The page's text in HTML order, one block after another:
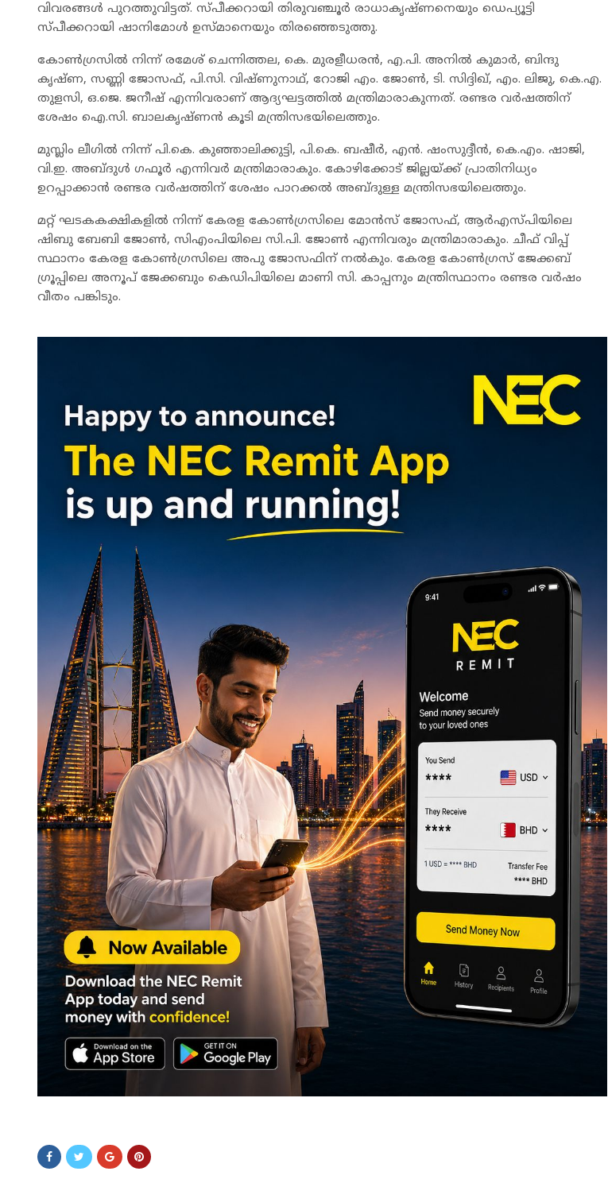
വിവരങ്ങൾ പുറത്തുവിട്ടത്. സ്പീക്കറായി തിരുവഞ്ചൂർ രാധാകൃഷ്ണനെയും ഡെപ്യൂട്ടി
സ്പീക്കറായി ഷാനിമോൾ ഉസ്മാനെയും തിരഞ്ഞെടുത്തു.
കോൺഗ്രസിൽ നിന്ന് രമേശ് ചെന്നിത്തല, കെ. മുരളീധരൻ, എ.പി. അനിൽ കുമാർ, ബിന്ദു
കൃഷ്‌ണ, സണ്ണി ജോസഫ്, പി.സി. വിഷ്ണുനാഥ്, റോജി എം. ജോൺ, ടി. സിദ്ദിഖ്, എം. ലിജു, കെ.എ.
തുളസി, ഒ.ജെ. ജനീഷ് എന്നിവരാണ് ആദ്യഘട്ടത്തിൽ മന്ത്രിമാരാകുന്നത്. രണ്ടര വർഷത്തിന്
ശേഷം ഐ.സി. ബാലകൃഷ്‌ണൻ കൂടി മന്ത്രിസഭയിലെത്തും.
മുസ്ലിം ലീഗിൽ നിന്ന് പി.കെ. കുഞ്ഞാലിക്കുട്ടി, പി.കെ. ബഷീർ, എൻ. ഷംസുദ്ദീൻ, കെ.എം. ഷാജി,
വി.ഇ. അബ്ദുൾ ഗഫൂർ എന്നിവർ മന്ത്രിമാരാകും. കോഴിക്കോട് ജില്ലയ്ക്ക് പ്രാതിനിധ്യം
ഉറപ്പാക്കാൻ രണ്ടര വർഷത്തിന് ശേഷം പാറക്കൽ അബ്‌ദുള്ള മന്ത്രിസഭയിലെത്തും.
മറ്റ് ഘടകകക്ഷികളിൽ നിന്ന് കേരള കോൺഗ്രസിലെ മോൻസ് ജോസഫ്, ആർഎസ്‌പിയിലെ
ഷിബു ബേബി ജോൺ, സിഎംപിയിലെ സി.പി. ജോൺ എന്നിവരും മന്ത്രിമാരാകും. ചീഫ് വിപ്പ്
സ്ഥാനം കേരള കോൺഗ്രസിലെ അപു ജോസഫിന് നൽകും. കേരള കോൺഗ്രസ് ജേക്കബ്
ഗ്രൂപ്പിലെ അനൂപ് ജേക്കബും കെഡിപിയിലെ മാണി സി. കാപ്പനും മന്ത്രിസ്ഥാനം രണ്ടര വർഷം
വീതം പങ്കിടും.